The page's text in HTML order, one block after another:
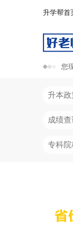
升学帮首
您
升本
成绩查
专科院